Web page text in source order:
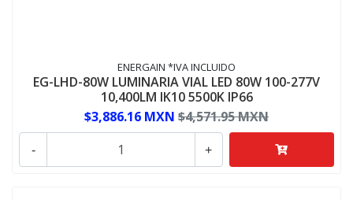
ENERGAIN *IVA INCLUIDO
EG-LHD-80W LUMINARIA VIAL LED 80W 100-277V
10,400LM IK10 5500K IP66
$3,886.16 MXN $4,571.95 MXN
+
-